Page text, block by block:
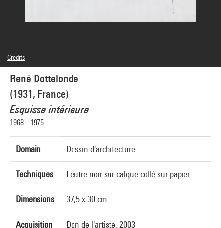
René Dottelonde
(1931, France)
Esquisse intérieure
1968 - 1975
Domain Dessin d'architecture
Techniques Feutre noir sur calque collé sur papier
Dimensions 37,5 x 30 cm
Acquisition Don de l'artiste, 2003
Credits
© droits réservés
Photo credits : Centre Pompidou, MNAM-CCI/Georges Meguerditchian/Dist.
GrandPalaisRmn
Image reference : 4N22622
Image presentation :GrandPalaisRmnPhoto